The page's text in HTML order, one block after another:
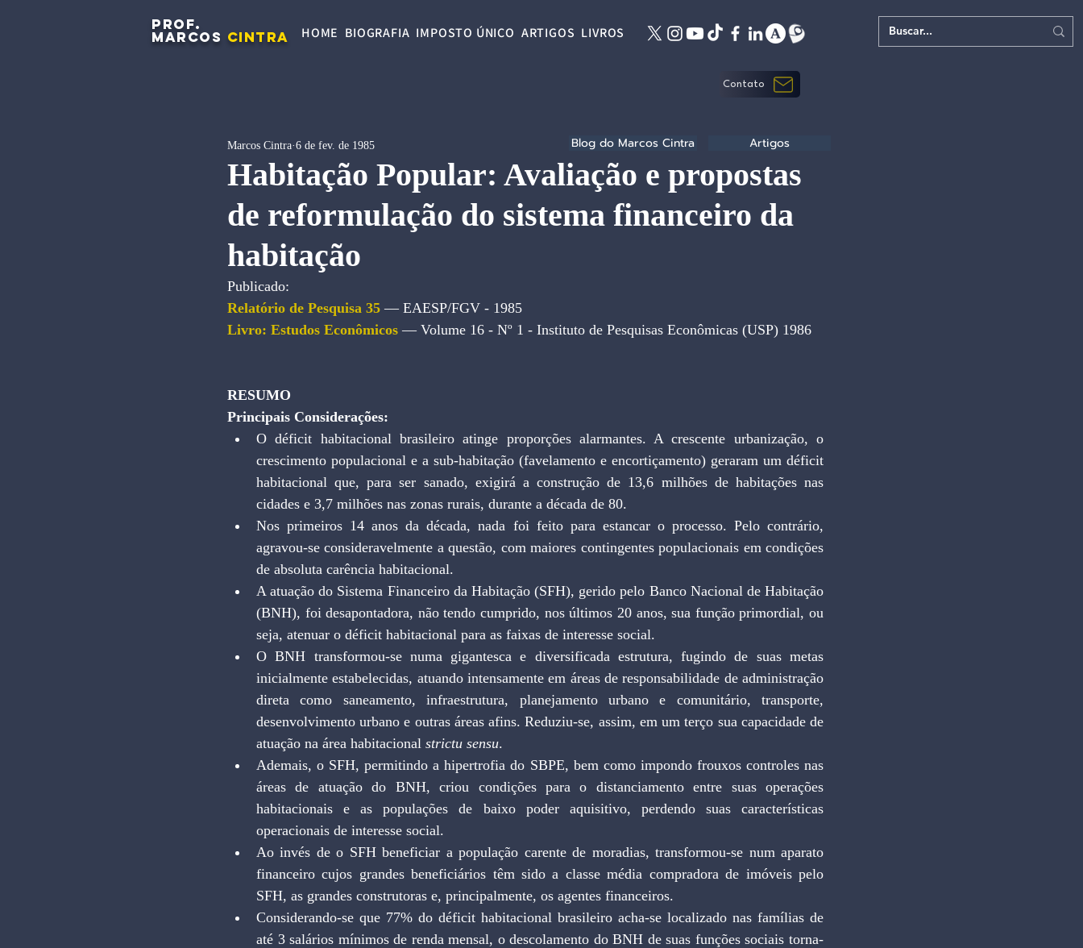
PROF.
MARCOS CINTRA HOME BIOGRAFIA IMPOSTO ÚNICO ARTIGOS LIVROS
Contato
Habitação Popular: Avaliação e propostas
de reformulação do sistema financeiro da
habitação
Marcos Cintra 6 de fev. de 1985
Publicado:
Relatório de Pesquisa 35 — EAESP/FGV - 1985
Livro: Estudos Econômicos — Volume 16 - Nº 1 - Instituto de Pesquisas Econômicas (USP) 1986
RESUMO
Principais Considerações:
O déficit habitacional brasileiro atinge proporções alarmantes. A crescente urbanização, o
crescimento populacional e a sub-habitação (favelamento e encortiçamento) geraram um déficit
habitacional que, para ser sanado, exigirá a construção de 13,6 milhões de habitações nas
cidades e 3,7 milhões nas zonas rurais, durante a década de 80.
Nos primeiros 14 anos da década, nada foi feito para estancar o processo. Pelo contrário,
agravou-se consideravelmente a questão, com maiores contingentes populacionais em condições
de absoluta carência habitacional.
A atuação do Sistema Financeiro da Habitação (SFH), gerido pelo Banco Nacional de Habitação
(BNH), foi desapontadora, não tendo cumprido, nos últimos 20 anos, sua função primordial, ou
seja, atenuar o déficit habitacional para as faixas de interesse social.
O BNH transformou-se numa gigantesca e diversificada estrutura, fugindo de suas metas
inicialmente estabelecidas, atuando intensamente em áreas de responsabilidade de administração
direta como saneamento, infraestrutura, planejamento urbano e comunitário, transporte,
desenvolvimento urbano e outras áreas afins. Reduziu-se, assim, em um terço sua capacidade de
atuação na área habitacional strictu sensu.
Ademais, o SFH, permitindo a hipertrofia do SBPE, bem como impondo frouxos controles nas
áreas de atuação do BNH, criou condições para o distanciamento entre suas operações
habitacionais e as populações de baixo poder aquisitivo, perdendo suas características
operacionais de interesse social.
Ao invés de o SFH beneficiar a população carente de moradias, transformou-se num aparato
financeiro cujos grandes beneficiários têm sido a classe média compradora de imóveis pelo
SFH, as grandes construtoras e, principalmente, os agentes financeiros.
Considerando-se que 77% do déficit habitacional brasileiro acha-se localizado nas famílias de
até 3 salários mínimos de renda mensal, o descolamento do BNH de suas funções sociais torna-
Blog do Marcos Cintra Artigos